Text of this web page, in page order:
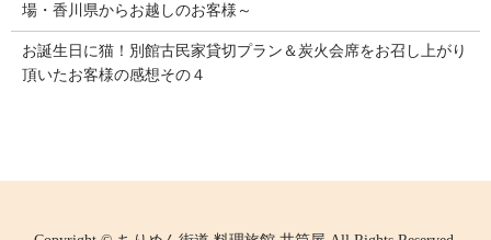
場・香川県からお越しのお客様～
お誕生日に猫！別館古民家貸切プラン＆炭火会席をお召し上がり
頂いたお客様の感想その４